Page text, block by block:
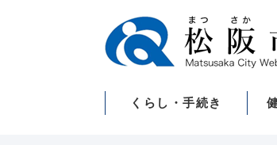
くらし・手続き